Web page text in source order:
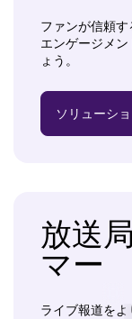
ファンが信頼す
エンゲージメ
ょう。
ソリューシ
放送
マー
ライブ報道を